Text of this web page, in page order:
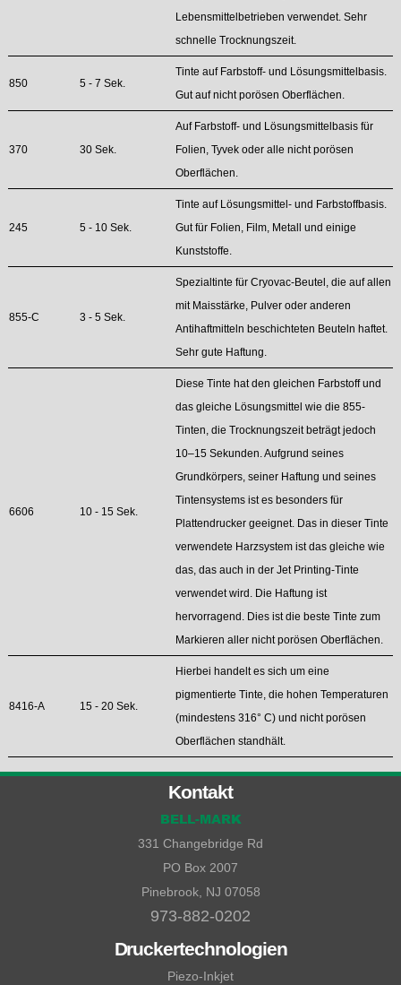
Lebensmittelbetrieben verwendet. Sehr
schnelle Trocknungszeit.
850 5 - 7 Sek.
Tinte auf Farbstoff- und Lösungsmittelbasis.
Gut auf nicht porösen Oberflächen.
370 30 Sek.
Auf Farbstoff- und Lösungsmittelbasis für
Folien, Tyvek oder alle nicht porösen
Oberflächen.
245 5 - 10 Sek.
Tinte auf Lösungsmittel- und Farbstoffbasis.
Gut für Folien, Film, Metall und einige
Kunststoffe.
855-C 3 - 5 Sek.
Spezialtinte für Cryovac-Beutel, die auf allen
mit Maisstärke, Pulver oder anderen
Antihaftmitteln beschichteten Beuteln haftet.
Sehr gute Haftung.
6606 10 - 15 Sek.
Diese Tinte hat den gleichen Farbstoff und
das gleiche Lösungsmittel wie die 855-
Tinten, die Trocknungszeit beträgt jedoch
10–15 Sekunden. Aufgrund seines
Grundkörpers, seiner Haftung und seines
Tintensystems ist es besonders für
Plattendrucker geeignet. Das in dieser Tinte
verwendete Harzsystem ist das gleiche wie
das, das auch in der Jet Printing-Tinte
verwendet wird. Die Haftung ist
hervorragend. Dies ist die beste Tinte zum
Markieren aller nicht porösen Oberflächen.
8416-A 15 - 20 Sek.
Hierbei handelt es sich um eine
pigmentierte Tinte, die hohen Temperaturen
(mindestens 316° C) und nicht porösen
Oberflächen standhält.
Kontakt
BELL-MARK
331 Changebridge Rd
PO Box 2007
Pinebrook, NJ 07058
973-882-0202
Druckertechnologien
Piezo-Inkjet